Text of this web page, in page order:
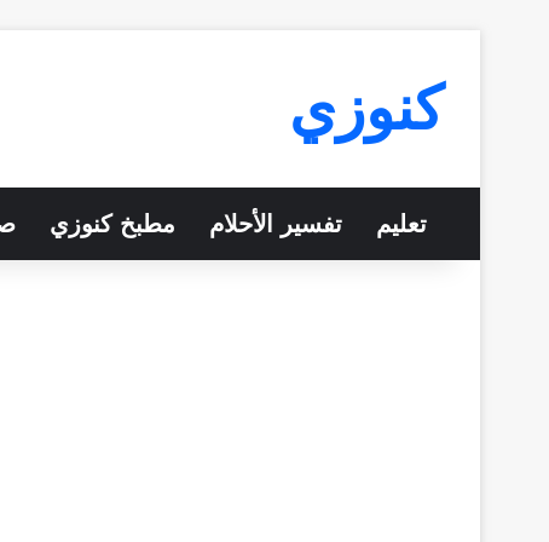
كنوزي
تعليم تفسير الأحلام مطبخ كنوزي